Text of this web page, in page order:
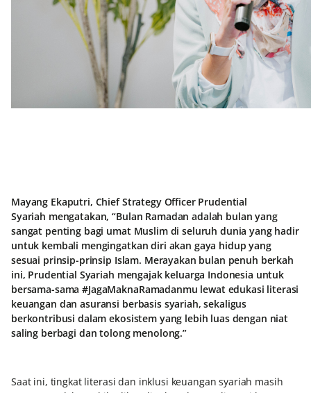
Mayang Ekaputri, Chief Strategy Officer Prudential
Syariah mengatakan, “Bulan Ramadan adalah bulan yang
sangat penting bagi umat Muslim di seluruh dunia yang hadir
untuk kembali mengingatkan diri akan gaya hidup yang
sesuai prinsip-prinsip Islam. Merayakan bulan penuh berkah
ini, Prudential Syariah mengajak keluarga Indonesia untuk
bersama-sama #JagaMaknaRamadanmu lewat edukasi literasi
keuangan dan asuransi berbasis syariah, sekaligus
berkontribusi dalam ekosistem yang lebih luas dengan niat
saling berbagi dan tolong menolong.”
Saat ini, tingkat literasi dan inklusi keuangan syariah masih